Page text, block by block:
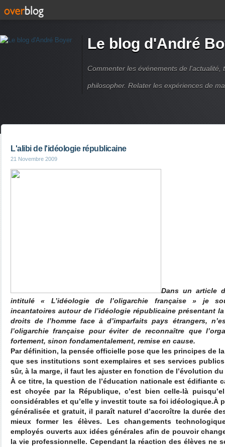
Le blog d'André
Commenter les événements de
philosopher. Relater les expériences de
L'alibi de l'idéologie républicaine
21 Novembre 2009
Dans un article
intitulé « L’idéologie de l’oligarchie française » je
incantatoires autour de l’idéologie républicaine présentant
droits de l’homme face à d’imparfaits pays étrangers,
l’oligarchie française pour éviter de reconnaître que
fortement, sinon fondamentalement, remise en cause.
Par définition, la pensée officielle pose que les principes de
que ses institutions sont exemplaires et ses services publics
sûr, à la marge, il faut les ajuster en fonction de l’évolution
À ce titre, la question de l’éducation nationale est édifiante
est choyée par la République, c’est bien celle-là
considérables et qu’elle y investit toute sa foi idéologique.À
généralisée et gratuit, il paraît naturel d’accroître la durée
mieux former les élèves. Les changements
employés ouverts aux idées générales afin de pouvoir
la vie professionnelle. Cependant la réaction des élèves ne